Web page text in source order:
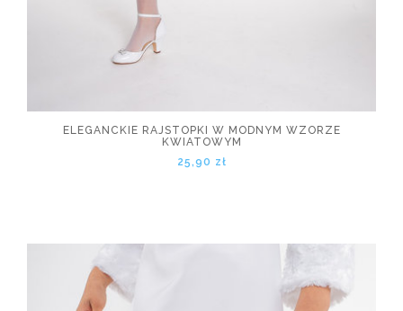
ELEGANCKIE RAJSTOPKI W MODNYM WZORZE
KWIATOWYM
25,90 zł